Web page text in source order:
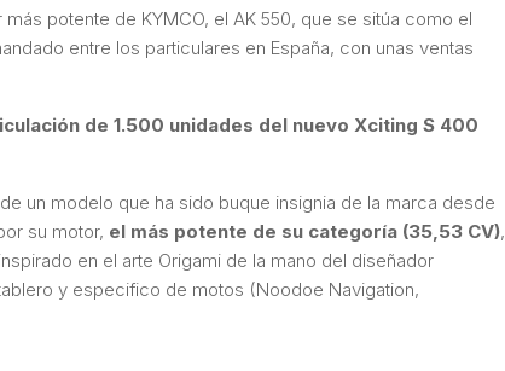
potente de KYMCO, el AK 550, que se sitúa como el
entre los particulares en España, con unas ventas
de 1.500 unidades del nuevo Xciting S 400
un modelo que ha sido buque insignia de la marca desde
su motor, el más potente de su categoría (35,53 CV),
en el arte Origami de la mano del diseñador
y especifico de motos (Noodoe Navigation,